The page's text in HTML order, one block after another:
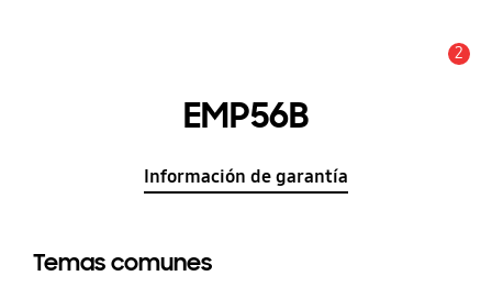
2
EMP56B
Información de garantía
Temas comunes